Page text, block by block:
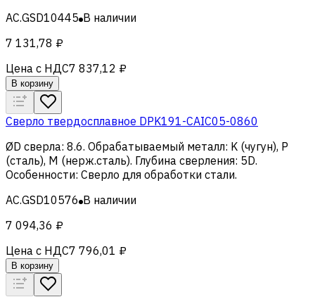
AC.GSD10445 В наличии
7 131,78 ₽
Цена с НДС7 837,12 ₽
В корзину
Сверло твердосплавное DPK191-CAIC05-0860
ØD сверла: 8.6. Обрабатываемый металл: K (чугун), Р
(сталь), M (нерж.сталь). Глубина сверления: 5D.
Особенности: Сверло для обработки стали.
AC.GSD10576 В наличии
7 094,36 ₽
Цена с НДС7 796,01 ₽
В корзину